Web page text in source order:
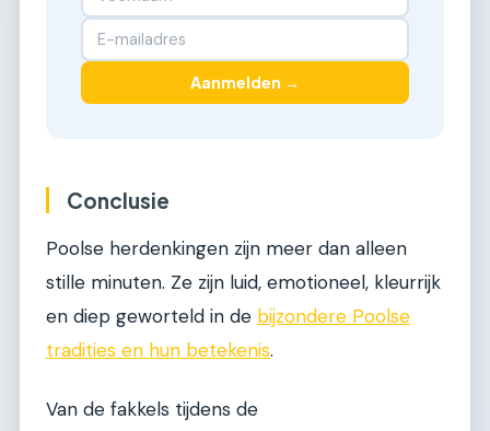
Aanmelden →
Conclusie
Poolse herdenkingen zijn meer dan alleen
stille minuten. Ze zijn luid, emotioneel, kleurrijk
en diep geworteld in de bijzondere Poolse
tradities en hun betekenis.
Van de fakkels tijdens de